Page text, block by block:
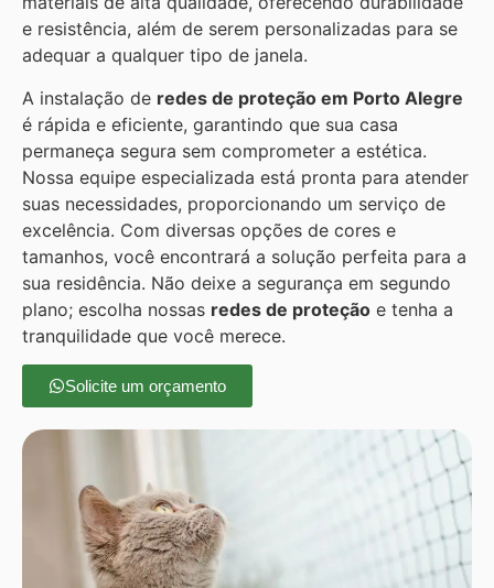
e resistência, além de serem personalizadas para se
adequar a qualquer tipo de janela.
A instalação de redes de proteção em Porto Alegre
é rápida e eficiente, garantindo que sua casa
permaneça segura sem comprometer a estética.
Nossa equipe especializada está pronta para atender
suas necessidades, proporcionando um serviço de
excelência. Com diversas opções de cores e
tamanhos, você encontrará a solução perfeita para a
sua residência. Não deixe a segurança em segundo
plano; escolha nossas redes de proteção e tenha a
tranquilidade que você merece.
Solicite um orçamento